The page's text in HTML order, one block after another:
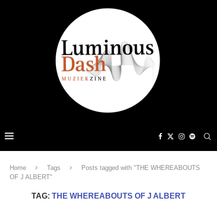
Home Tags
Posts tagged with "THE WHEREABOUTS
OF J ALBERT"
TAG: THE WHEREABOUTS OF J ALBERT